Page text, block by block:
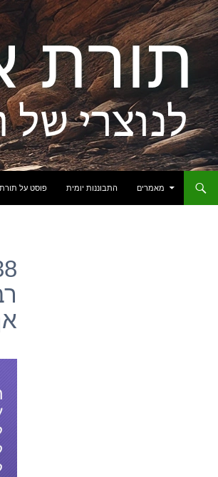
מאמרים
התבוננות יומית פוסט על